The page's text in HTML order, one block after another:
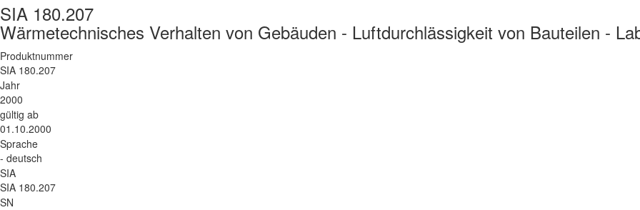
SIA 180.207
Wärmetechnisches Verhalten von Gebäuden - Luftdurchlässigkeit von Bauteilen -
Produktnummer
SIA 180.207
Jahr
2000
gültig ab
01.10.2000
Sprache
- deutsch
SIA
SIA 180.207
SN